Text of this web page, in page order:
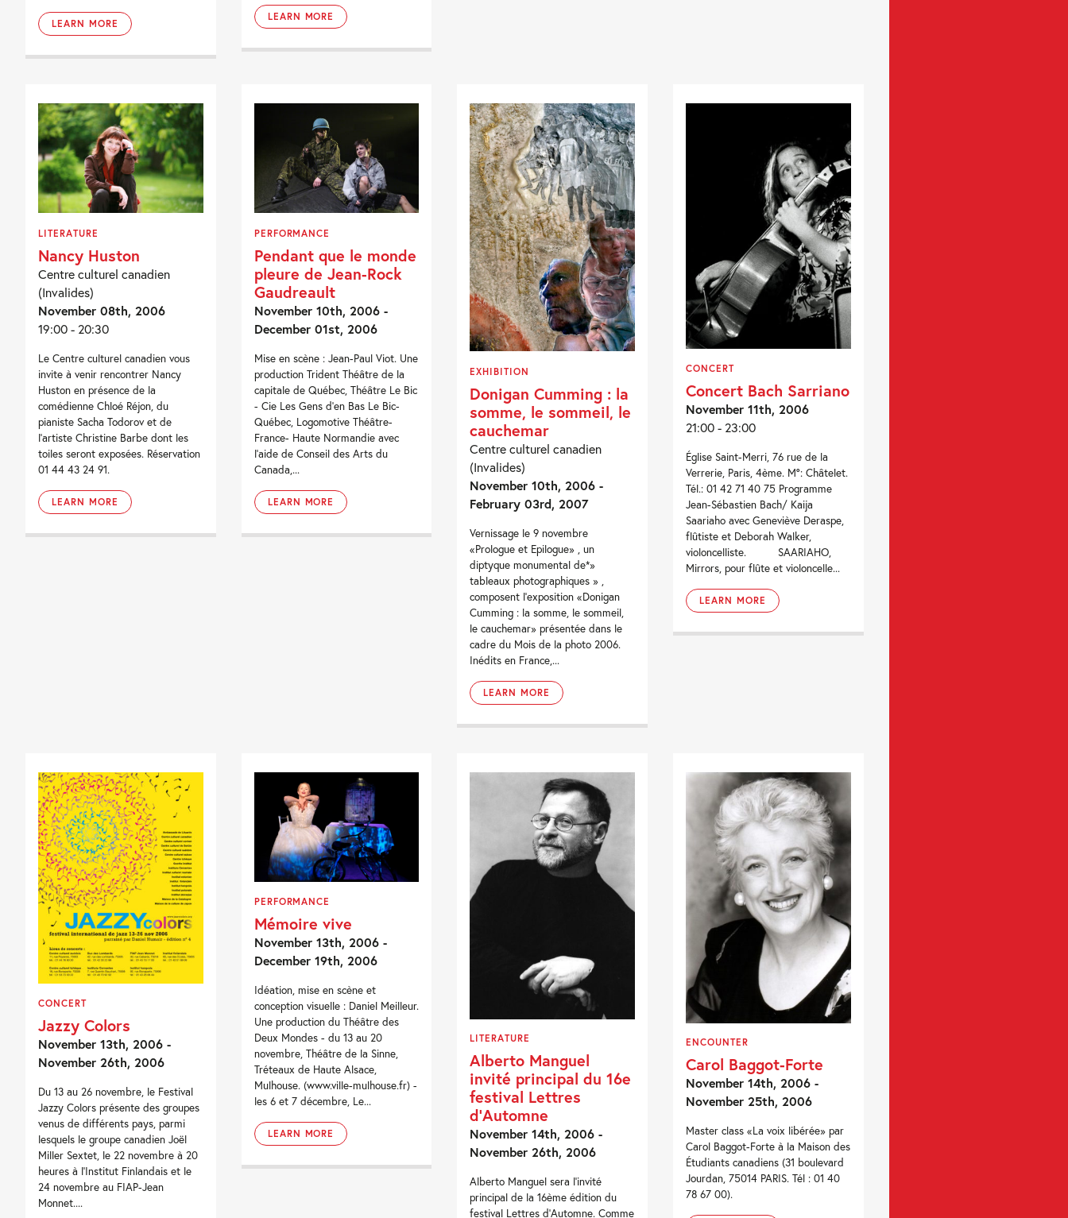
LEARN MORE
LEARN MORE
LITERATURE
Nancy Huston
Centre culturel canadien
(Invalides)
November 08th, 2006
19:00 - 20:30
Le Centre culturel canadien vous
invite à venir rencontrer Nancy
Huston en présence de la
comédienne Chloé Réjon, du
pianiste Sacha Todorov et de
l’artiste Christine Barbe dont les
toiles seront exposées. Réservation
01 44 43 24 91.
LEARN MORE
PERFORMANCE
Pendant que le monde
pleure de Jean-Rock
Gaudreault
November 10th, 2006 -
December 01st, 2006
Mise en scène : Jean-Paul Viot. Une
production Trident Théâtre de la
capitale de Québec, Théâtre Le Bic
- Cie Les Gens d'en Bas Le Bic-
Québec, Logomotive Théâtre-
France- Haute Normandie avec
l'aide de Conseil des Arts du
Canada,...
LEARN MORE
EXHIBITION
Donigan Cumming : la
somme, le sommeil, le
cauchemar
Centre culturel canadien
(Invalides)
November 10th, 2006 -
February 03rd, 2007
Vernissage le 9 novembre
«Prologue et Epilogue» , un
diptyque monumental de*»
tableaux photographiques » ,
composent l'exposition «Donigan
Cumming : la somme, le sommeil,
le cauchemar» présentée dans le
cadre du Mois de la photo 2006.
Inédits en France,...
LEARN MORE
CONCERT
Concert Bach Sarriano
November 11th, 2006
21:00 - 23:00
Église Saint-Merri, 76 rue de la
Verrerie, Paris, 4ème. M°: Châtelet.
Tél.: 01 42 71 40 75 Programme
Jean-Sébastien Bach/ Kaija
Saariaho avec Geneviève Deraspe,
flûtiste et Deborah Walker,
violoncelliste. SAARIAHO,
Mirrors, pour flûte et violoncelle...
LEARN MORE
CONCERT
Jazzy Colors
November 13th, 2006 -
November 26th, 2006
Du 13 au 26 novembre, le Festival
Jazzy Colors présente des groupes
venus de différents pays, parmi
lesquels le groupe canadien Joël
Miller Sextet, le 22 novembre à 20
heures à l'Institut Finlandais et le
24 novembre au FIAP-Jean
Monnet....
PERFORMANCE
Mémoire vive
November 13th, 2006 -
December 19th, 2006
Idéation, mise en scène et
conception visuelle : Daniel Meilleur.
Une production du Théâtre des
Deux Mondes - du 13 au 20
novembre, Théâtre de la Sinne,
Tréteaux de Haute Alsace,
Mulhouse. (www.ville-mulhouse.fr) -
les 6 et 7 décembre, Le...
LEARN MORE
LITERATURE
Alberto Manguel
invité principal du 16e
festival Lettres
d’Automne
November 14th, 2006 -
November 26th, 2006
Alberto Manguel sera l'invité
principal de la 16ème édition du
festival Lettres d'Automne. Comme
ENCOUNTER
Carol Baggot-Forte
November 14th, 2006 -
November 25th, 2006
Master class «La voix libérée» par
Carol Baggot-Forte à la Maison des
Étudiants canadiens (31 boulevard
Jourdan, 75014 PARIS. Tél : 01 40
78 67 00).